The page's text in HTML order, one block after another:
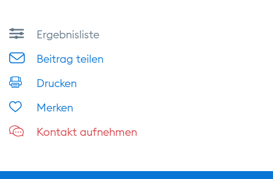
Ergebnisliste
Beitrag teilen
Drucken
Merken
Kontakt aufnehmen